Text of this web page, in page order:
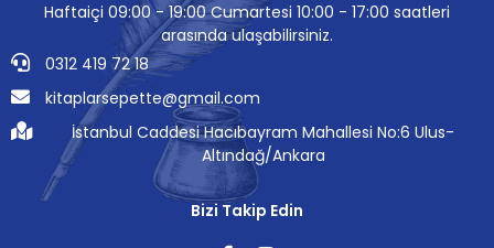
Haftaiçi 09:00 - 19:00 Cumartesi 10:00 - 17:00 saatleri
arasında ulaşabilirsiniz.
0312 419 72 18
kitaplarsepette@gmail.com
İstanbul Caddesi Hacıbayram Mahallesi No:6 Ulus-
Altındağ/Ankara
Bizi Takip Edin